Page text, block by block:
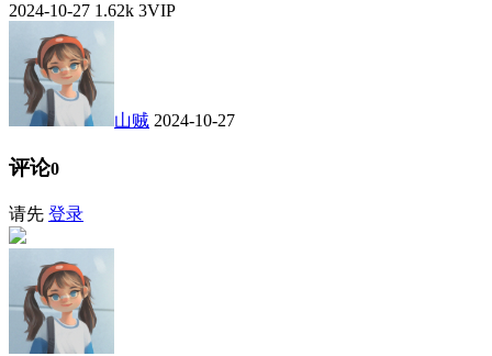
2024-10-27 1.62k 3VIP
山贼 2024-10-27
评论0
请先 登录